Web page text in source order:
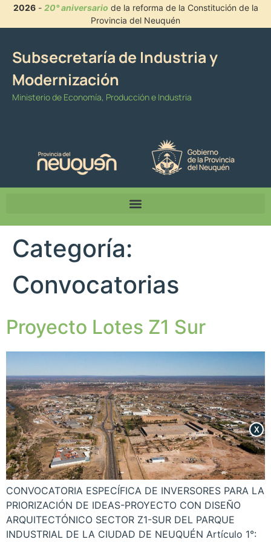
2026- 20° aniversario de la reforma de la Constitución de la
Provincia del Neuquén
Subsecretaría de Industria y
Modernización
Ministerio de Economía, Producción e Industria
Categoría:
Convocatorias
Proyecto Lotes Z1 Sur
CONVOCATORIA ESPECÍFICA DE INVERSORES PARA LA
PRIORIZACIÓN DE IDEAS-PROYECTO CON DISEÑO
ARQUITECTÓNICO SECTOR Z1-SUR DEL PARQUE
INDUSTRIAL DE LA CIUDAD DE NEUQUÉN Artículo 1°:
X